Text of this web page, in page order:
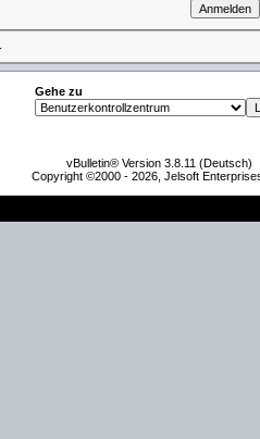
Gehe zu
vBulletin® Version 3.8.11 (Deutsch)
Copyright ©2000 - 2026, Jelsoft